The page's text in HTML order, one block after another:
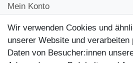
Mein Konto
Kontakt
Kundenretouren
Reparaturservice
Wir verwenden Cookies und
unserer Website und verarbeiten
Daten von Besucher:innen